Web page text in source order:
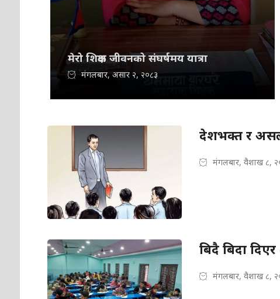
मेरो शिक्षक जीवनको संघर्षमय यात्रा
मंगलबार, असार २, २०८३
देशभक्त र असल
मंगलबार, वैशाख ८,
बिदै बिदा
मंगलबार, वैशाख ८,